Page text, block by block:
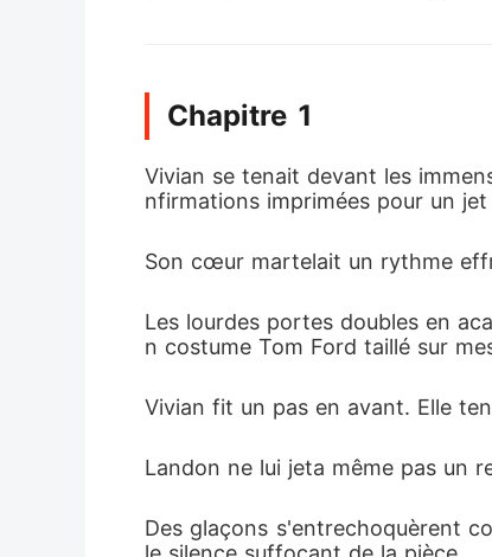
Chapitre 1
Vivian se tenait devant les
nfirmations imprimées pour un
Son cœur martelait un rythme
Les lourdes portes doubles en
n costume Tom Ford taillé sur
Vivian fit un pas en avant. Elle
Landon ne lui jeta même pas un
Des glaçons s'entrechoquèrent